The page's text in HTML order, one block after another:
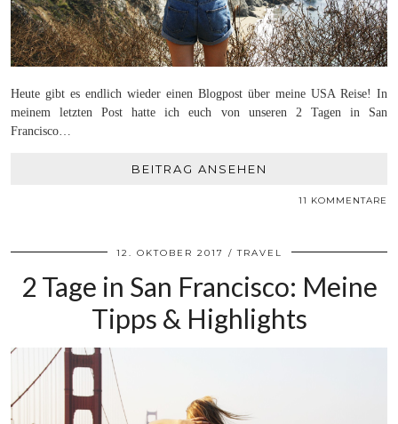
Heute gibt es endlich wieder einen Blogpost über meine USA Reise! In
meinem letzten Post hatte ich euch von unseren 2 Tagen in San
Francisco…
BEITRAG ANSEHEN
11 KOMMENTARE
12. OKTOBER 2017 TRAVEL
2 Tage in San Francisco: Meine
Tipps & Highlights